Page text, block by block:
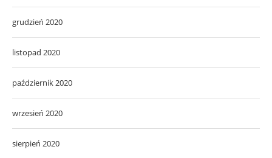
grudzień 2020
listopad 2020
październik 2020
wrzesień 2020
sierpień 2020